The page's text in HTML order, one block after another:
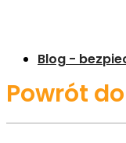
Blog -
Powrót